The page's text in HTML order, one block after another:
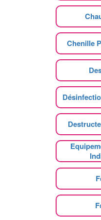
Chenille